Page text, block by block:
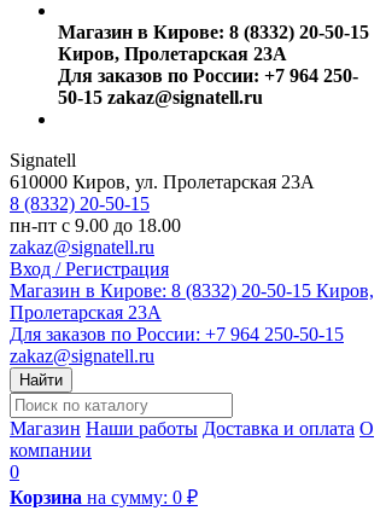
Магазин в Кирове: 8 (8332) 20-50-15
Киров, Пролетарская 23А
Для заказов по России: +7 964 250-
50-15 zakaz@signatell.ru
Signatell
610000 Киров, ул. Пролетарская 23А
8 (8332) 20-50-15
пн-пт с 9.00 до 18.00
zakaz@signatell.ru
Вход / Регистрация
Магазин в Кирове: 8 (8332) 20-50-15 Киров,
Пролетарская 23А
Для заказов по России: +7 964 250-50-15
zakaz@signatell.ru
Найти
Магазин Наши работы Доставка и оплата О
компании
0
Корзина на сумму: 0 ₽